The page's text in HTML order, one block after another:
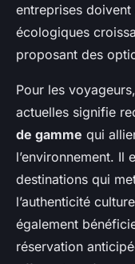
entreprises doivent
écologiques
proposant des
Pour les
actuelles signifie
de gamme qui
l’environnement. Il
destinations qui
l’authenticité
également
réservation